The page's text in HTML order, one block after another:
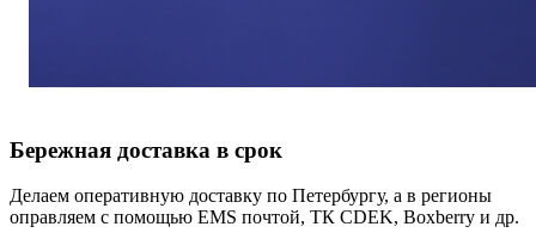
Бережная доставка в срок
Делаем оперативную доставку по Петербургу, а в регионы
оправляем с помощью EMS почтой, ТК CDEK, Boxberry и др.